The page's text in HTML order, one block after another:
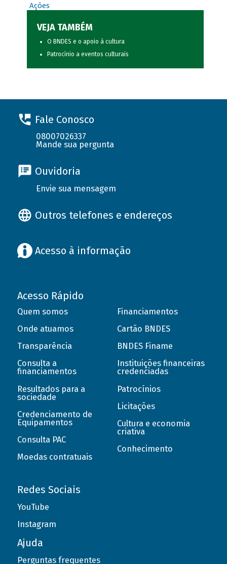
Ações
VEJA TAMBÉM
O BNDES e o apoio à cultura
Patrocínio a eventos culturais
Fale Conosco
08007026337
Mande sua pergunta
Ouvidoria
Envie sua mensagem
Outros telefones e endereços
Acesso à informação
Acesso Rápido
Quem somos
Onde atuamos
Transparência
Consulta a
financiamentos
Resultados para a
sociedade
Credenciamento de
Equipamentos
Consulta PAC
Moedas contratuais
Financiamentos
Cartão BNDES
BNDES Finame
Instituições financeiras
credenciadas
Patrocínios
Licitações
Cultura e economia
criativa
Conhecimento
Redes Sociais
YouTube
Instagram
Ajuda
Perguntas frequentes